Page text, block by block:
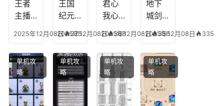
模式
个组
合平
王者
主播
搭
配，
王者
最强
的主
2025年12月08日 375
王国
纪元
搭
配，
王国
纪元
最强
2025年12月08日 368
君心
我心
宫攻
略，
君心
我心
剧情
文本
2025年12月08日 356
地下
城剑
能加
点
图，
地下
城剑
神用
2025年12月08日 335
单机攻
略
单机攻
略
单机攻
略
单机攻
略